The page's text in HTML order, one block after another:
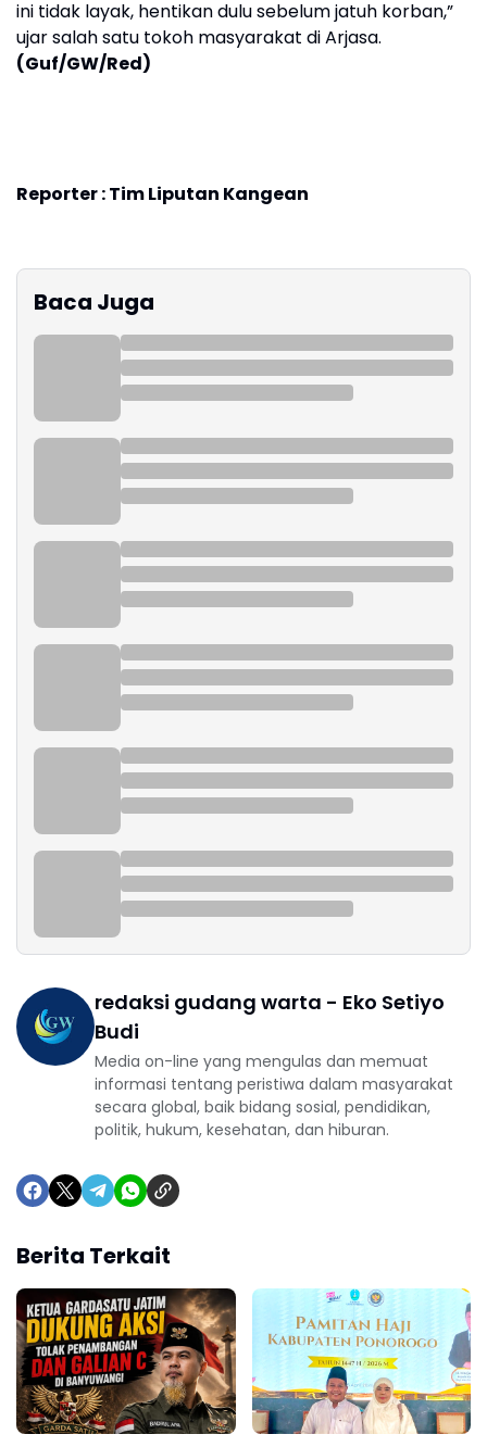
ini tidak layak, hentikan dulu sebelum jatuh korban,”
ujar salah satu tokoh masyarakat di Arjasa.
(Guf/GW/Red)
Reporter : Tim Liputan Kangean
Baca Juga
redaksi gudang warta - Eko Setiyo
Budi
Media on-line yang mengulas dan memuat
informasi tentang peristiwa dalam masyarakat
secara global, baik bidang sosial, pendidikan,
politik, hukum, kesehatan, dan hiburan.
Berita Terkait